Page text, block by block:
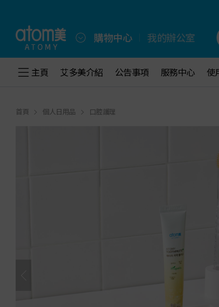
選
項
跳
購物中心 我的辦公室
主頁
主頁 艾多美介紹
艾多美介紹 公告事項
公告事項 服務中心
服務中心 使
使
首頁 個人日用品 口腔護理